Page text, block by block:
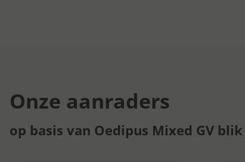
Onze aanraders
op basis van Oedipus Mixed GV